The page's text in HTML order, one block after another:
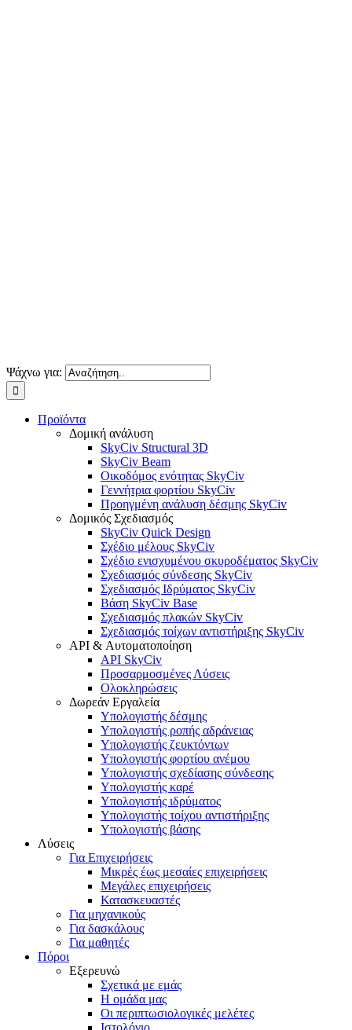
Ψάχνω για:
Προϊόντα
Δομική ανάλυση
SkyCiv Structural 3D
SkyCiv Beam
Οικοδόμος ενότητας SkyCiv
Γεννήτρια φορτίου SkyCiv
Προηγμένη ανάλυση δέσμης SkyCiv
Δομικός Σχεδιασμός
SkyCiv Quick Design
Σχέδιο μέλους SkyCiv
Σχέδιο ενισχυμένου σκυροδέματος SkyCiv
Σχεδιασμός σύνδεσης SkyCiv
Σχεδιασμός Ιδρύματος SkyCiv
Βάση SkyCiv Base
Σχεδιασμός πλακών SkyCiv
Σχεδιασμός τοίχων αντιστήριξης SkyCiv
API & Αυτοματοποίηση
API SkyCiv
Προσαρμοσμένες Λύσεις
Ολοκληρώσεις
Δωρεάν Εργαλεία
Υπολογιστής δέσμης
Υπολογιστής ροπής αδράνειας
Υπολογιστής ζευκτόντων
Υπολογιστής φορτίου ανέμου
Υπολογιστής σχεδίασης σύνδεσης
Υπολογιστής καρέ
Υπολογιστής ιδρύματος
Υπολογιστής τοίχου αντιστήριξης
Υπολογιστής βάσης
Λύσεις
Για Επιχειρήσεις
Μικρές έως μεσαίες επιχειρήσεις
Μεγάλες επιχειρήσεις
Κατασκευαστές
Για μηχανικούς
Για δασκάλους
Για μαθητές
Πόροι
Εξερευνώ
Σχετικά με εμάς
Η ομάδα μας
Οι περιπτωσιολογικές μελέτες
Ιστολόγιο